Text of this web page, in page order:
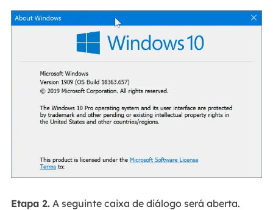
Etapa 2.A seguinte caixa de diálogo será aberta.